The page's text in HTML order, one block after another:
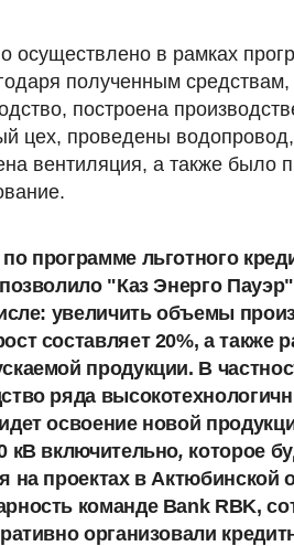
осуществлено в рамках
полученным
построена
цех, проведены
вентиляция, а также было
программе льготного
"Каз Энерго
увеличить объемы
составляет 20%, а также
продукции. В
ряда
освоение новой
кВ включительно, которое
на проектах в Актюбинской
команде Bank RBK,
организовали